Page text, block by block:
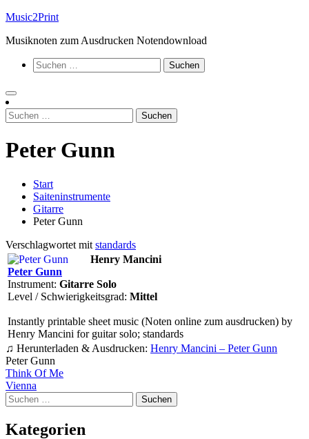
Zum
springen
Music2Print
Musiknoten zum Ausdrucken Notendownload
Suchen
nach:
Suchen
nach:
Peter Gunn
Start
Saiteninstrumente
Gitarre
Peter Gunn
Verschlagwortet mit standards
Henry Mancini
Peter Gunn
Instrument: Gitarre Solo
Level / Schwierigkeitsgrad: Mittel
Instantly printable sheet music (Noten online zum ausdrucken) by
Henry Mancini for guitar solo; standards
♫ Herunterladen & Ausdrucken: Henry Mancini – Peter Gunn
Peter Gunn
Beitragsnavigation
Think Of Me
Vienna
Suchen
nach:
Kategorien